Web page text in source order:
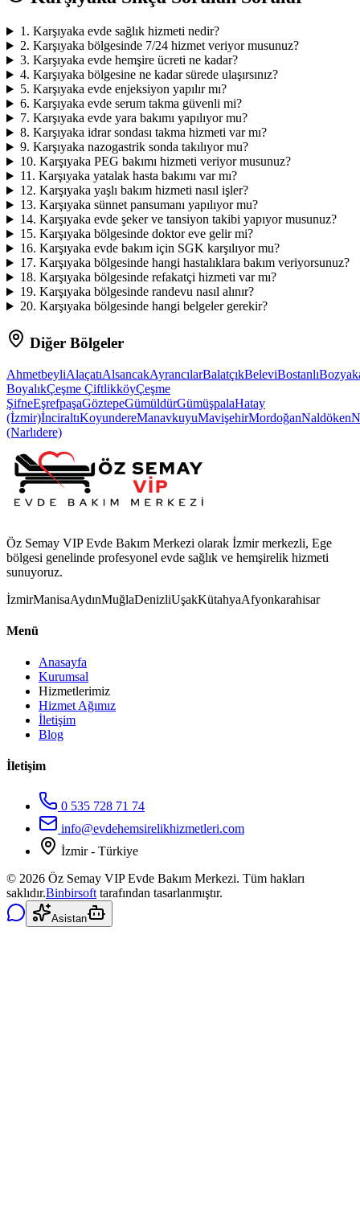
1 . Karşıyaka evde sağlık hizmeti nedir?
2. Karşıyaka bölgesinde 7/24 hizmet veriyor musunuz?
3. Karşıyaka evde hemşire ücreti ne kadar?
4. Karşıyaka bölgesine ne kadar sürede ulaşırsınız?
5. Karşıyaka evde enjeksiyon yapılır mı?
6. Karşıyaka evde serum takma güvenli mi?
7. Karşıyaka evde yara bakımı yapılıyor mu?
8. Karşıyaka idrar sondası takma hizmeti var mı?
9. Karşıyaka nazogastrik sonda takılıyor mu?
10. Karşıyaka PEG bakımı hizmeti veriyor musunuz?
11 . Karşıyaka yatalak hasta bakımı var mı?
12. Karşıyaka yaşlı bakım hizmeti nasıl işler?
13. Karşıyaka sünnet pansumanı yapılıyor mu?
14. Karşıyaka evde şeker ve tansiyon takibi yapıyor musunuz?
15. Karşıyaka bölgesinde doktor eve gelir mi?
16. Karşıyaka evde bakım için SGK karşılıyor mu?
17. Karşıyaka bölgesinde hangi hastalıklara bakım veriyorsunuz?
18. Karşıyaka bölgesinde refakatçi hizmeti var mı?
19. Karşıyaka bölgesinde randevu nasıl alınır?
20. Karşıyaka bölgesinde hangi belgeler gerekir?
Diğer Bölgeler
AhmetbeyliAlaçatıAlsancakAyrancılarBalatçıkBeleviBostanlı
BoyalıkÇeşme ÇiftlikköyÇeşme
ŞifneEşrefpaşaGöztepeGümüldürGümüşpalaHatay
(İzmir)İnciraltıKoyundereManavkuyuMavişehirMordoğanNaldöken
(Narlıdere)
Öz Semay VIP Evde Bakım Merkezi olarak İzmir merkezli, Ege
bölgesi genelinde profesyonel evde sağlık ve hemşirelik hizmeti
sunuyoruz.
İzmirManisaAydınMuğlaDenizliUşakKütahyaAfyonkarahisar
Menü
Anasayfa
Kurumsal
Hizmetlerimiz
Hizmet Ağımız
İletişim
Blog
İletişim
0 535 728 71 74
info@evdehemsirelikhizmetleri.com
İzmir - Türkiye
© 2026 Öz Semay VIP Evde Bakım Merkezi. Tüm hakları
saklıdır.Binbirsoft tarafından tasarlanmıştır.
Asistan